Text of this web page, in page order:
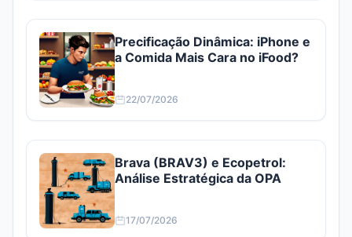
Precificação Dinâmica: iPhone e
a Comida Mais Cara no iFood?
22/07/2026
Brava (BRAV3) e Ecopetrol:
Análise Estratégica da OPA
17/07/2026